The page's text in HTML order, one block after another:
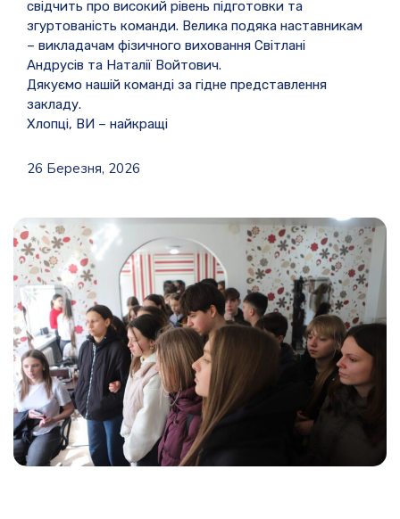
свідчить про високий рівень підготовки та
згуртованість команди. Велика подяка наставникам
– викладачам фізичного виховання Світлані
Андрусів та Наталії Войтович.
Дякуємо нашій команді за гідне представлення
закладу.
Хлопці, ВИ – найкращі
26 Березня, 2026